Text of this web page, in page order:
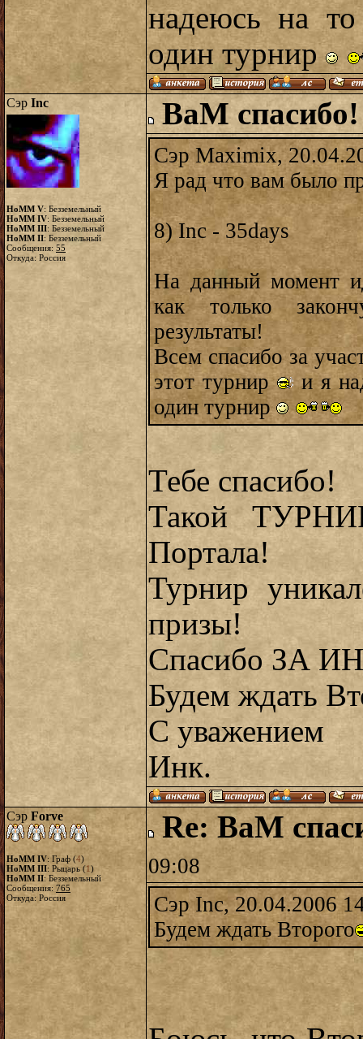
надеюсь на
один турнир
Сэр Inc
HoMM V: Безземельный
HoMM IV: Безземельный
HoMM III: Безземельный
HoMM II: Безземельный
Сообщения: 55
Откуда: Россия
ВаМ
Сэр Maximix,
Я рад что вам было
8) Inc - 35days
На данный момент
как только
результаты!
Всем спасибо за
этот турнир
и я
один турнир
Тебе спасибо!
Такой
Портала!
Турнир
призы!
Спасибо ЗА
Будем ждать
С уважением
Инк.
Сэр Forve
HoMM IV: Граф (4)
HoMM III: Рыцарь (1)
HoMM II: Безземельный
Сообщения: 765
Откуда: Россия
Re: ВаМ
09:08
Сэр Inc, 20.04.2006
Будем ждать Второго